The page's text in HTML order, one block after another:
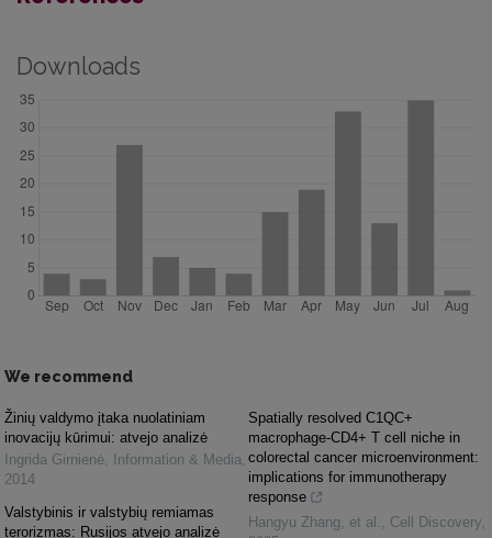
Downloads
We recommend
Žinių valdymo įtaka nuolatiniam
inovacijų kūrimui: atvejo analizė
Ingrida Girnienė, Information & Media,
2014
Valstybinis ir valstybių remiamas
terorizmas: Rusijos atvejo analizė
Spatially resolved C1QC+
macrophage-CD4+ T cell niche in
colorectal cancer microenvironment:
implications for immunotherapy
response
Hangyu Zhang, et al. , Cell Discovery,